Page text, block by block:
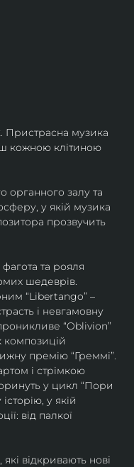
Пристрасна музика
кожною клітиною
органного залу та
у якій музика
прозвучить
та рояля
шедеврів.
“Libertango” –
і невгамовну
“Oblivion”
композицій
премію “Греммі”.
і стрімкою
у цикл “Пори
у якій
від палкої
відкривають нові